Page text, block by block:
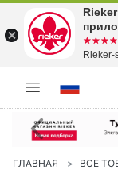
Предыдущий
ГЛАВНАЯ ВСЕ
Rieker-